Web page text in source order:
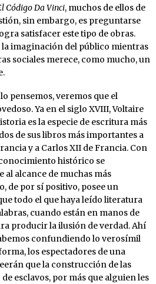
Código Da Vinci, muchos de ellos de
sin embargo, es preguntarse
satisfacer este tipo de obras.
imaginación del público mientras
sociales merece, como mucho, un
pensemos, veremos que el
Ya en el siglo XVIII, Voltaire
es la especie de escritura más
de sus libros más importantes a
y a Carlos XII de Francia. Con
histórico se
al alcance de muchas más
de por sí positivo, posee un
todo el que haya leído literatura
cuando están en manos de
producir la ilusión de verdad. Ahí
confundiendo lo verosímil
los espectadores de una
que la construcción de las
esclavos, por más que alguien les